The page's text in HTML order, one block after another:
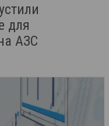
для
АЗС